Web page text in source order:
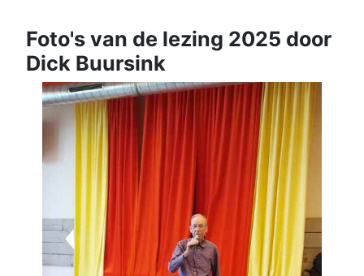
Foto's van de lezing 2025 door
Dick Buursink